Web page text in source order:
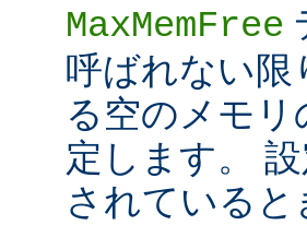
MaxMemFree
呼ばれない限
る空のメモ
定します。
されている